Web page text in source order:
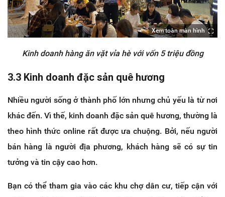
Xem toàn màn hình
Kinh doanh hàng ăn vặt vỉa hè với vốn 5 triệu đồng
3.3 Kinh doanh đặc sản quê hương
Nhiều người sống ở thành phố lớn nhưng chủ yếu là từ nơi
khác đến. Vì thế, kinh doanh đặc sản quê hương, thường là
theo hình thức online rất được ưa chuộng. Bởi, nếu người
bán hàng là người địa phương, khách hàng sẽ có sự tin
tưởng và tin cậy cao hơn.
Bạn có thể tham gia vào các khu chợ dân cư, tiếp cận với